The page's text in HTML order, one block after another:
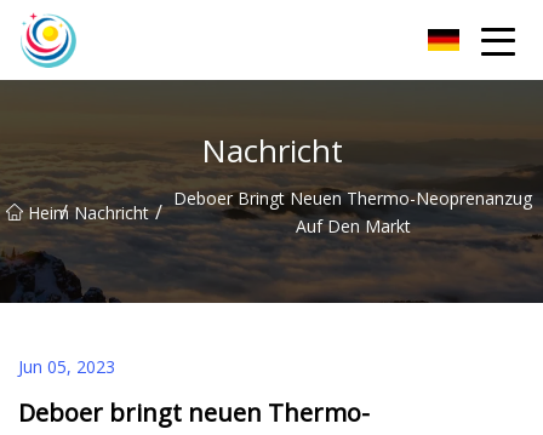
Nachricht
Heim
/ Nachricht / Deboer Bringt Neuen Thermo-Neoprenanzug
Auf Den Markt
Jun 05, 2023
Deboer bringt neuen Thermo-